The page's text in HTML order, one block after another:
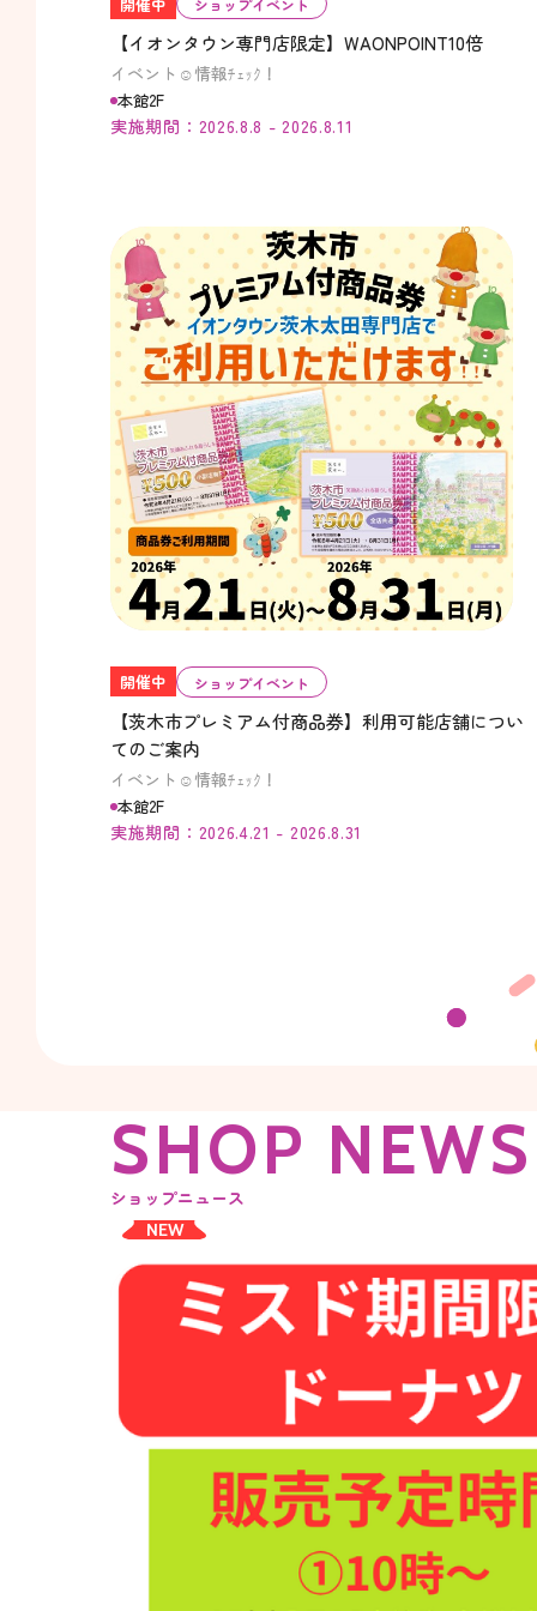
ショップイベント
【イオンタウン専門店限定】WAONPOINT10倍
イベント☺情報ﾁｪｯｸ！
本館2F
実施期間：2026.8.8 - 2026.8.11
開催中 ショップイベント
【茨木市プレミアム付商品券】利用可能店舗につい
てのご案内
イベント☺情報ﾁｪｯｸ！
本館2F
実施期間：2026.4.21 - 2026.8.31
SHOP NEWS
ショップニュース
NEW